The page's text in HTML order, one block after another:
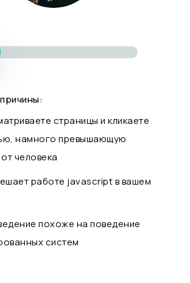
страницы и кликаете
намного превышающую
человека
работе javascript в вашем
похоже на поведение
систем